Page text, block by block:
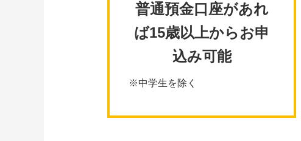
普通預金口座があれ
ば15歳以上からお申
込み可能
※中学生を除く